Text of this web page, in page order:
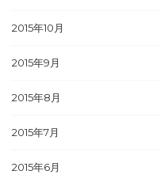
2015年10月
2015年9月
2015年8月
2015年7月
2015年6月